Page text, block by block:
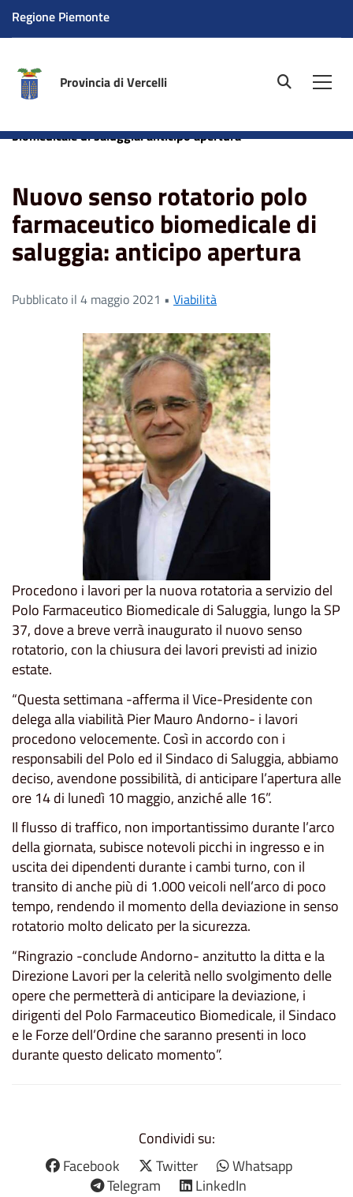
Regione Piemonte
Provincia di Vercelli site.searc
biomedicale di saluggia: anticipo apertura
Nuovo senso rotatorio polo
farmaceutico biomedicale di
saluggia: anticipo apertura
Pubblicato il 4 maggio 2021 • Viabilità
Procedono i lavori per la nuova rotatoria a servizio del
Polo Farmaceutico Biomedicale di Saluggia, lungo la SP
37, dove a breve verrà inaugurato il nuovo senso
rotatorio, con la chiusura dei lavori previsti ad inizio
estate.
“Questa settimana -afferma il Vice-Presidente con
delega alla viabilità Pier Mauro Andorno- i lavori
procedono velocemente. Così in accordo con i
responsabili del Polo ed il Sindaco di Saluggia, abbiamo
deciso, avendone possibilità, di anticipare l’apertura alle
ore 14 di lunedì 10 maggio, anziché alle 16”.
Il flusso di traffico, non importantissimo durante l’arco
della giornata, subisce notevoli picchi in ingresso e in
uscita dei dipendenti durante i cambi turno, con il
transito di anche più di 1.000 veicoli nell’arco di poco
tempo, rendendo il momento della deviazione in senso
rotatorio molto delicato per la sicurezza.
“Ringrazio -conclude Andorno- anzitutto la ditta e la
Direzione Lavori per la celerità nello svolgimento delle
opere che permetterà di anticipare la deviazione, i
dirigenti del Polo Farmaceutico Biomedicale, il Sindaco
e le Forze dell’Ordine che saranno presenti in loco
durante questo delicato momento”.
Condividi su:
Facebook
Twitter
Whatsapp
Telegram
LinkedIn